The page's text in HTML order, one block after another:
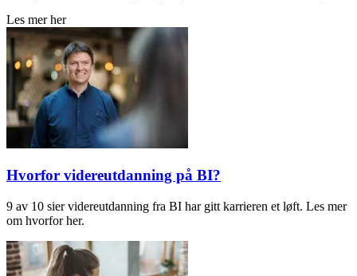
Les mer her
Hvorfor videreutdanning på BI?
9 av 10 sier videreutdanning fra BI har gitt karrieren et løft. Les mer
om hvorfor her.